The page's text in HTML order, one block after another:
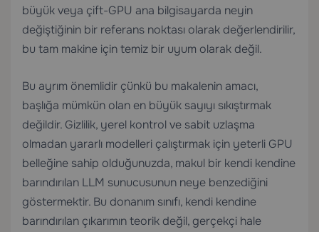
büyük veya çift-GPU ana bilgisayarda neyin
değiştiğinin bir referans noktası olarak değerlendirilir,
bu tam makine için temiz bir uyum olarak değil.
Bu ayrım önemlidir çünkü bu makalenin amacı,
başlığa mümkün olan en büyük sayıyı sıkıştırmak
değildir. Gizlilik, yerel kontrol ve sabit uzlaşma
olmadan yararlı modelleri çalıştırmak için yeterli GPU
belleğine sahip olduğunuzda, makul bir kendi kendine
barındırılan LLM sunucusunun neye benzediğini
göstermektir. Bu donanım sınıfı, kendi kendine
barındırılan çıkarımın teorik değil, gerçekçi hale